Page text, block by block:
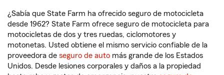
¿Sabía que State Farm ha ofrecido seguro de motocicleta
desde 1962? State Farm ofrece seguro de motocicleta para
motocicletas de dos y tres ruedas, ciclomotores y
motonetas. Usted obtiene el mismo servicio confiable de la
proveedora de seguro de auto más grande de los Estados
Unidos. Desde lesiones corporales y daños a la propiedad